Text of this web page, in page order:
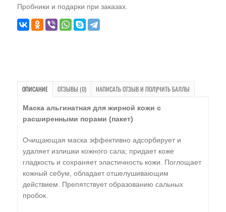
Пробники и подарки при заказах.
ОПИСАНИЕ ОТЗЫВЫ (0) НАПИСАТЬ ОТЗЫВ И ПОЛУЧИТЬ БАЛЛЫ
Маска альгинатная для жирной кожи с
расширенными порами (пакет)
Очищающая маска эффективно адсорбирует и
удаляет излишки кожного сала; придает коже
гладкость и сохраняет эластичность кожи. Поглощает
кожный себум, обладает отшелушивающим
действием. Препятствует образованию сальных
пробок.